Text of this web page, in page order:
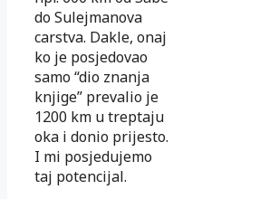
do Sulejmanova
carstva. Dakle, onaj
ko je posjedovao
samo “dio znanja
knjige” prevalio je
1200 km u treptaju
oka i donio prijesto.
I mi posjedujemo
taj potencijal.